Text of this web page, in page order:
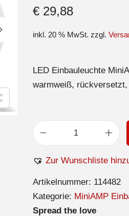
€29,88
inkl. 20 % MwSt. zzgl.
LED Einbauleuchte
warmweiß,
Zur Wunschliste
Artikelnummer: 114482
Kategorie: MiniAMP
Spread the love